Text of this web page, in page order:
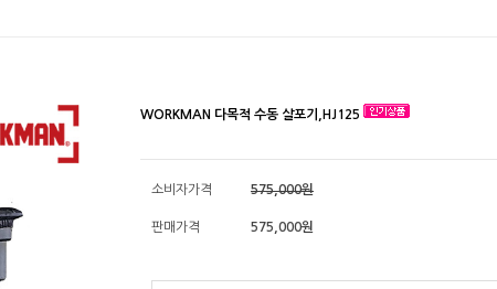
WORKMAN 다목적 수동 살포기,HJ125
소비자가격 575,000원
판매가격 575,000원